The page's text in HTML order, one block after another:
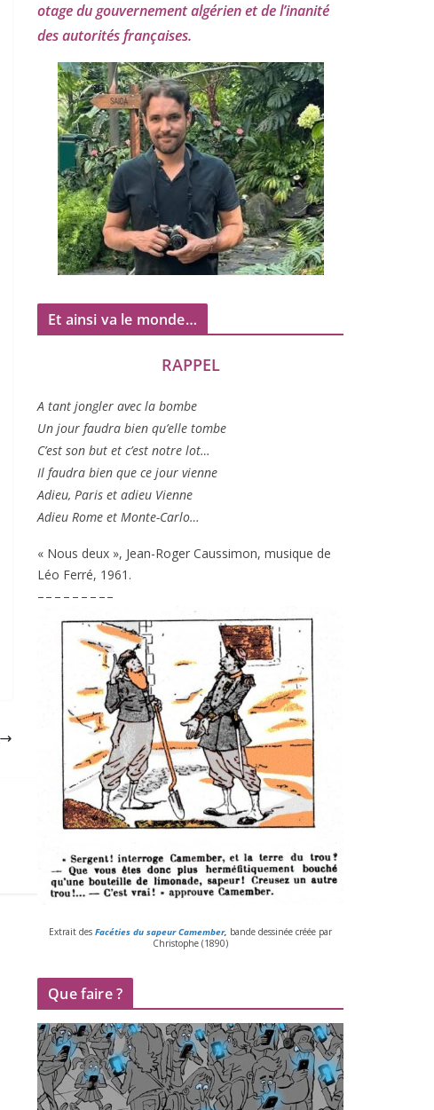
otage du gou­ver­ne­ment algé­rien et de l’i­na­ni­té
des auto­ri­tés françaises.
Et ainsi va le monde…
RAPPEL
A tant jon­gler avec la bombe
Un jour fau­dra bien qu’elle tombe
C’est son but et c’est notre lot…
Il fau­dra bien que ce jour vienne
Adieu, Paris et adieu Vienne
Adieu Rome et Monte-Carlo…
« Nous deux », Jean-Roger Caussimon, musique de
Léo Ferré, 1961 .
– – – – – – – – –
Extrait des Facéties du sapeur Camember, bande des­si­née créée par
Christophe (1890)
Que faire ?